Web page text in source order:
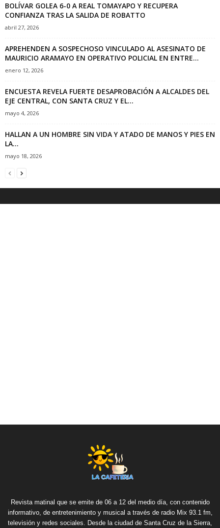
BOLÍVAR GOLEA 6-0 A REAL TOMAYAPO Y RECUPERA
CONFIANZA TRAS LA SALIDA DE ROBATTO
abril 27, 2026
APREHENDEN A SOSPECHOSO VINCULADO AL ASESINATO DE
MAURICIO ARAMAYO EN OPERATIVO POLICIAL EN ENTRE...
enero 12, 2026
ENCUESTA REVELA FUERTE DESAPROBACIÓN A ALCALDES DEL
EJE CENTRAL, CON SANTA CRUZ Y EL...
mayo 4, 2026
HALLAN A UN HOMBRE SIN VIDA Y ATADO DE MANOS Y PIES EN
LA...
mayo 18, 2026
Revista matinal que se emite de 06 a 12 del medio día, con contenido
informativo, de entretenimiento y musical a través de radio Mix 93.1 fm,
televisión y redes sociales. Desde la ciudad de Santa Cruz de la Sierra,